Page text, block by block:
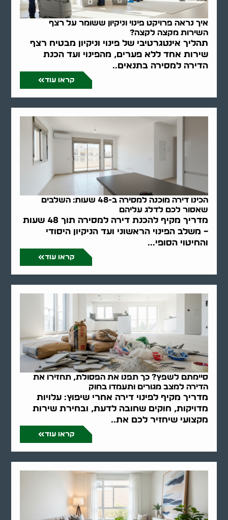
איך נראה פרויקט פינוי וניקיון ששומר על רצף
השירות מקצה לקצה?
תהליך אינטגרטיבי של פינוי וניקיון מבטיח רצף
שירות אחד ללא פערים, מהפינוי ועד הכנת
הדירה למסירה בתנאים..
קראו עוד
הכינו דירה מוכנה למסירה ב-48 שעות: השלבים
שאסור לכם לדלג עליהם
מדריך מקיף להכנת דירה למסירה תוך 48 שעות
– משלב הפינוי הראשוני ועד הניקיון היסודי
והחיטוי הסופי...
קראו עוד
סיימתם לשפץ? כך תפנו את הפסולת, תחזירו את
הדירה למצב מגורים ותעמדו בחוק
מדריך מקיף לפינוי דירה אחרי שיפוץ: עלויות
מדויקות, חוקים שחובה לדעת, ובחירת שירות
מקצועי שיחזיר לכם את..
קראו עוד